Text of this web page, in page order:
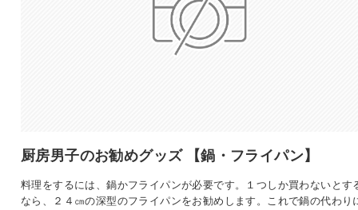
厨房男子のお勧めグッズ 【鍋・フライパン】
料理をするには、鍋かフライパンが必要です。１つしか買わないとす
なら、２４㎝の深型のフライパンをお勧めします。これで鍋の代わり